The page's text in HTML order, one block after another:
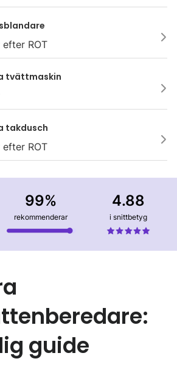
ROT
tvättmaskin
takdusch
ROT
99%
rekommenderar
4.88
i snittbetyg
guide